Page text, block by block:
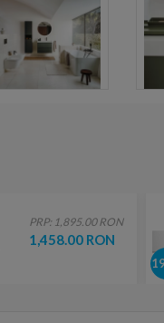
PRP: 1,895.00 RON
1,458.00 RON